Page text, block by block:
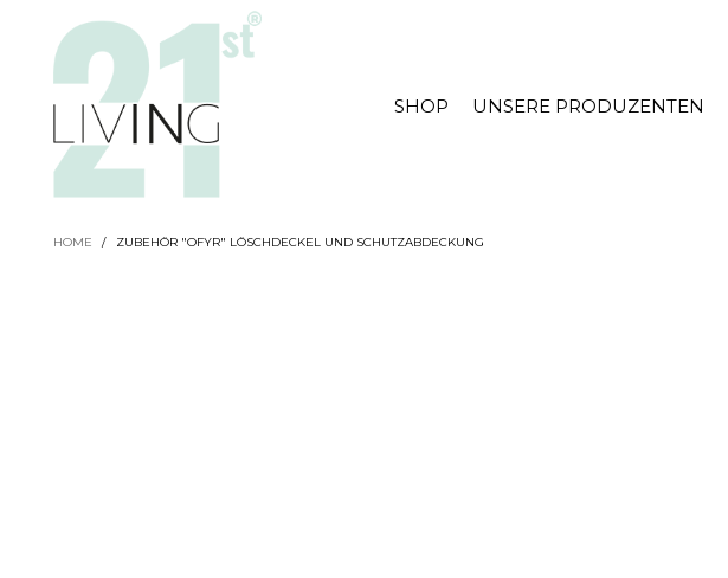
SHOP UNSERE PRODUZENTEN
HOME / ZUBEHÖR "OFYR" LÖSCHDECKEL UND SCHUTZABDECKUNG